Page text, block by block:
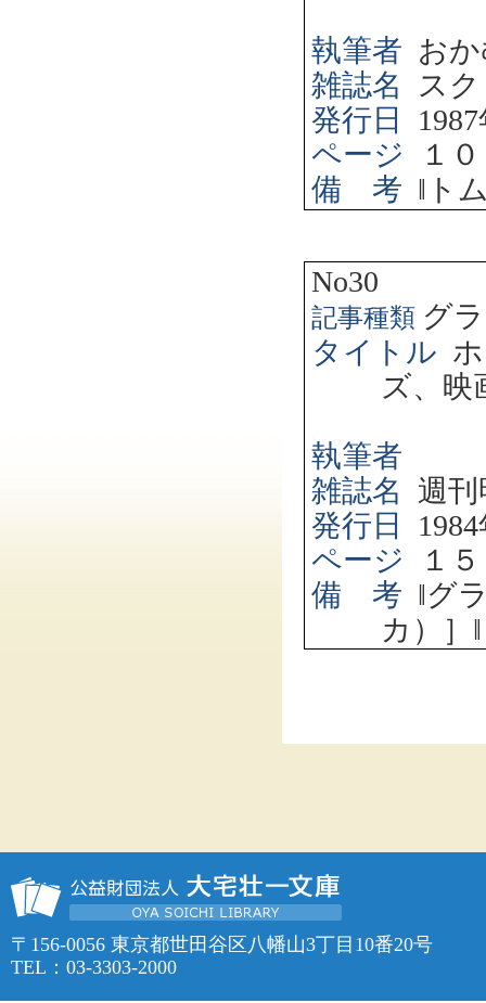
執筆者 お
雑誌名
ス
発行日
1987
ページ
１
備 考 ‖ ト
No30
記事種類 グ
タイトル
ズ、映
執筆者
雑誌名
週刊
発行日
1984
ページ
１
備 考 ‖グ
カ）］ ‖
〒156-0056 東京都世田谷区八幡山3丁目10番20号
TEL：03-3303-2000